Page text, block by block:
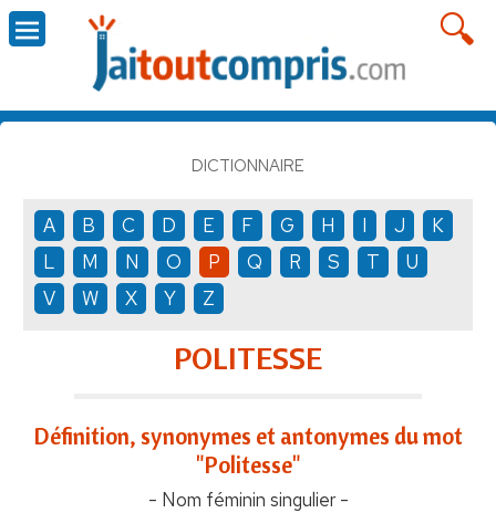
DICTIONNAIRE
A B C D E F G H I J
K
L
M N O P Q R S T
U
V
W X Y Z
POLITESSE
Définition, synonymes et antonymes du mot
"Politesse"
- Nom féminin singulier -